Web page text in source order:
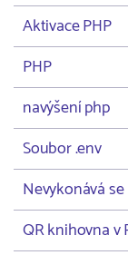
Aktivace PHP
PHP
navýšení php
Soubor .env
Nevykonává se
QR knihovna v